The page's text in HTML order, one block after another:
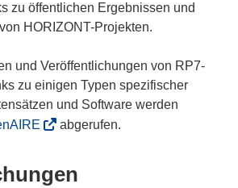
zu öffentlichen Ergebnissen und
HORIZONT-Projekten.
und Veröffentlichungen von RP7-
zu einigen Typen spezifischer
und Software werden
abgerufen.